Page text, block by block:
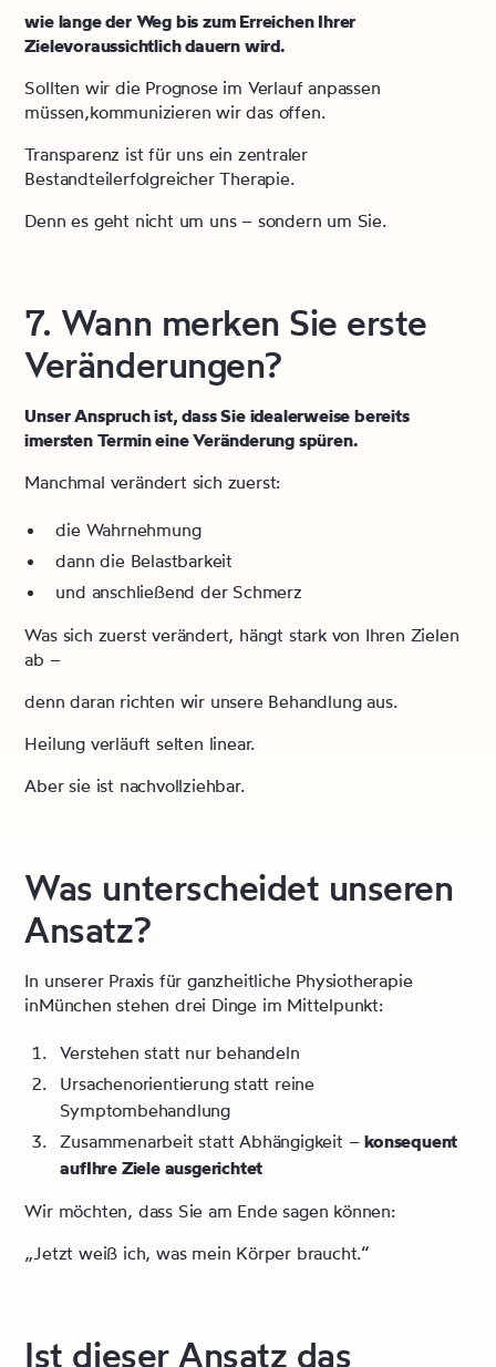
wie lange der Weg bis zum Erreichen Ihrer
Zielevoraussichtlich dauern wird.
Sollten wir die Prognose im Verlauf anpassen
müssen,kommunizieren wir das offen.
Transparenz ist für uns ein zentraler
Bestandteilerfolgreicher Therapie.
Denn es geht nicht um uns – sondern um Sie.
7. Wann merken Sie erste
Veränderungen?
Unser Anspruch ist, dass Sie idealerweise bereits
imersten Termin eine Veränderung spüren.
Manchmal verändert sich zuerst:
die Wahrnehmung
dann die Belastbarkeit
und anschließend der Schmerz
Was sich zuerst verändert, hängt stark von Ihren Zielen
ab –
denn daran richten wir unsere Behandlung aus.
Heilung verläuft selten linear.
Aber sie ist nachvollziehbar.
Was unterscheidet unseren
Ansatz?
In unserer Praxis für ganzheitliche Physiotherapie
inMünchen stehen drei Dinge im Mittelpunkt:
Verstehen statt nur behandeln
Ursachenorientierung statt reine
Symptombehandlung
Zusammenarbeit statt Abhängigkeit –konsequent
aufIhre Ziele ausgerichtet
Wir möchten, dass Sie am Ende sagen können:
„Jetzt weiß ich, was mein Körper braucht.“
Ist dieser Ansatz das